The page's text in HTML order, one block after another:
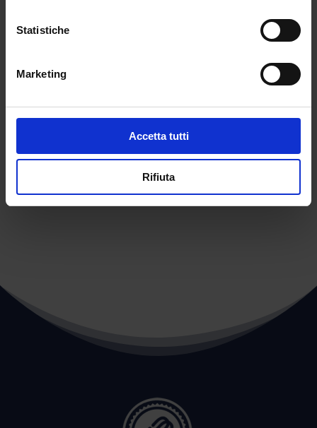
Statistiche
Marketing
Accetta tutti
Rifiuta
tesine o elaborati.
Il DM 108/2022 prevede che i Docenti debbano
conseguire obbligatoriamente i
5 CFU entro il
L’esame si terrà a distanza in modalità
telematica fino a nuove disposizioni.
←POST PRECEDENTE POST SUCCESSIVO→